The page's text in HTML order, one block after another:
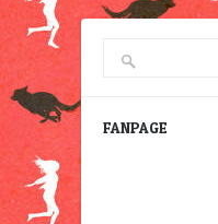
FANPAGE